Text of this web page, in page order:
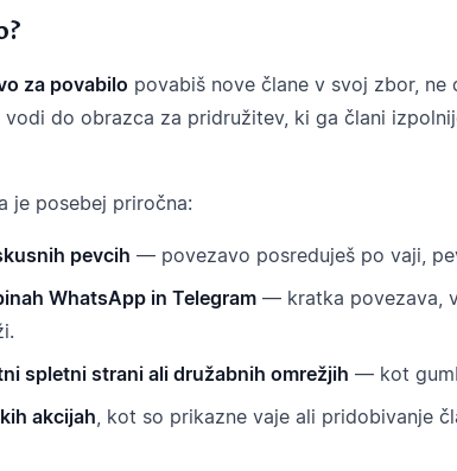
za povabilo povabiš nove člane v svoj zbor,
vodi do obrazca za pridružitev, ki ga člani
je posebej priročna:
pevcih — povezavo posreduješ po vaji,
WhatsApp in Telegram — kratka povezava,
spletni strani ali družabnih omrežjih — kot
akcijah, kot so prikazne vaje ali pridobivanje